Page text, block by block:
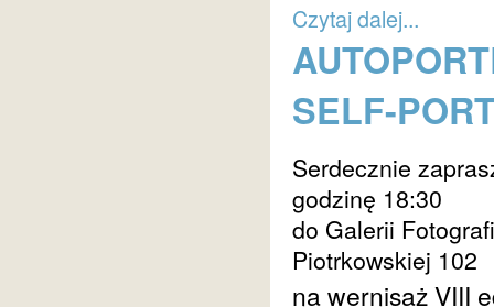
Czytaj dalej...
SELF-
Serdecznie
godzinę 18:30
do Galerii
Piotrkowskiej 102
na wernisaż VIII